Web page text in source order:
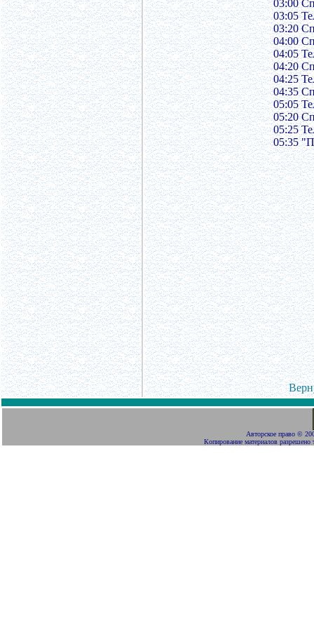
03:00
03:05
03:20
04:00
04:05
04:20
04:25
04:35
05:05
05:20
05:25
05:35
Авторское право ©
Копирование материалов